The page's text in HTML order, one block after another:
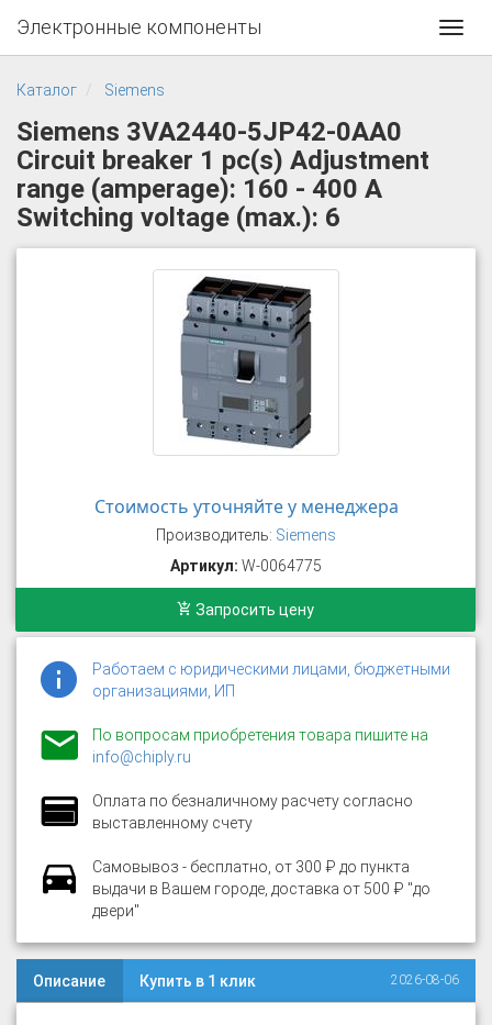
Электронные компоненты
Каталог Siemens
Siemens 3VA2440-5JP42-0AA0
Circuit breaker 1 pc(s) Adjustment
range (amperage): 160 - 400 A
Switching voltage (max.): 6
Стоимость уточняйте у менеджера
Производитель: Siemens
Артикул: W-0064775
Запросить цену
Работаем с юридическими лицами, бюджетными
организациями, ИП
По вопросам приобретения товара пишите на
info@chiply.ru
Оплата по безналичному расчету согласно
выставленному счету
Самовывоз - бесплатно, от 300 ₽ до пункта
выдачи в Вашем городе, доставка от 500 ₽ "до
двери"
Описание Купить в 1 клик 2026-08-06